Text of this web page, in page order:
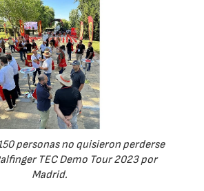
personas no quisieron perderse
TEC Demo Tour 2023 por
Madrid.